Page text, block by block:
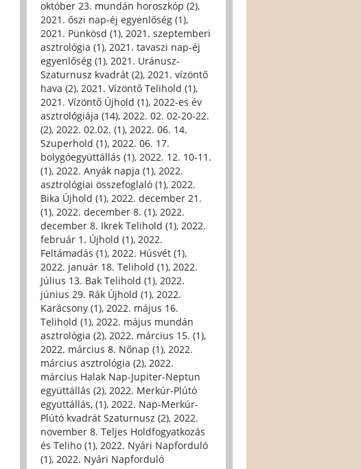
október 23. mundán horoszkóp (2),
2021. őszi nap-éj egyenlőség (1),
2021. Pünkösd (1), 2021. szeptemberi
asztrológia (1), 2021. tavaszi nap-éj
egyenlőség (1), 2021. Uránusz-
Szaturnusz kvadrát (2), 2021. vízöntő
hava (2), 2021. Vízöntő Telihold (1),
2021. Vízöntő Újhold (1), 2022-es év
asztrológiája (14), 2022. 02. 02-20-22.
(2), 2022. 02.02. (1), 2022. 06. 14.
Szuperhold (1), 2022. 06. 17.
bolygóegyüttállás (1), 2022. 12. 10-11.
(1), 2022. Anyák napja (1), 2022.
asztrológiai összefoglaló (1), 2022.
Bika Újhold (1), 2022. december 21.
(1), 2022. december 8. (1), 2022.
december 8. Ikrek Telihold (1), 2022.
február 1. Újhold (1), 2022.
Feltámadás (1), 2022. Húsvét (1),
2022. január 18. Telihold (1), 2022.
Július 13. Bak Telihold (1), 2022.
június 29. Rák Újhold (1), 2022.
Karácsony (1), 2022. május 16.
Telihold (1), 2022. május mundán
asztrológia (2), 2022. március 15. (1),
2022. március 8. Nőnap (1), 2022.
március asztrológia (2), 2022.
március Halak Nap-Jupiter-Neptun
együttállás (2), 2022. Merkúr-Plútó
együttállás, (1), 2022. Nap-Merkúr-
Plútó kvadrát Szaturnusz (2), 2022.
november 8. Teljes Holdfogyatkozás
és Teliho (1), 2022. Nyári Napforduló
(1), 2022. Nyári Napforduló